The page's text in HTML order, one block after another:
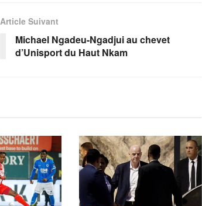
Article Suivant
Michael Ngadeu-Ngadjui au chevet
d’Unisport du Haut Nkam